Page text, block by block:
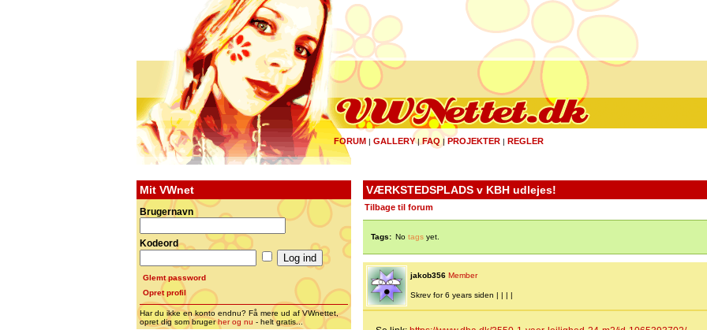
FORUM | GALLERY|FAQ | PROJEKTER | REGLER
Mit VWnet
Brugernavn
Kodeord
Glemt password
Opret profil
Har du ikke en konto endnu? Få mere ud af VWnettet,
opret dig som brugerher og nu - helt gratis...
VÆRKSTEDSPLADS v KBH udlejes!
Tilbage til forum
Tags: No tags yet.
jakob356 Member
Skrev for 6 years siden | | | |